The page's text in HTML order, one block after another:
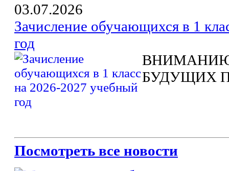
03.07.2026
Зачисление обучающихся в 1
год
БУДУЩИХ
Посмотреть все новости